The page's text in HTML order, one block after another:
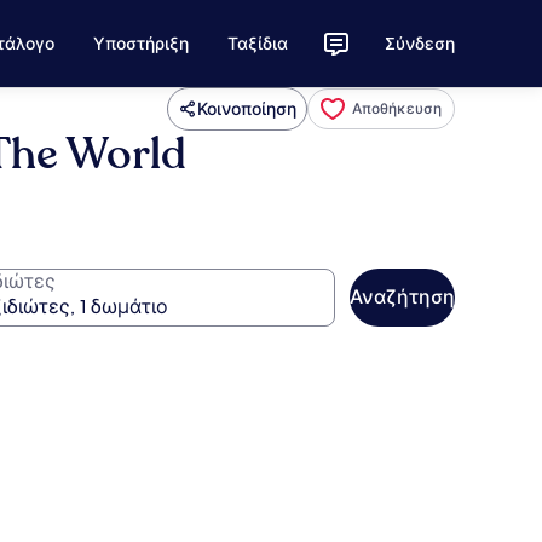
Υποστήριξη Ταξίδια Σύνδεση
Κοινοποίηση Αποθήκευση
World
Αναζήτηση